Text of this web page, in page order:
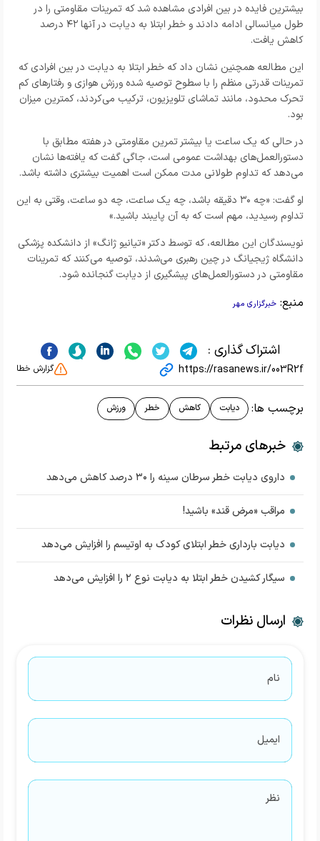
بیشترین فایده در بین افرادی مشاهده شد که تمرینات مقاومتی را در
طول میانسالی ادامه دادند و خطر ابتلا به دیابت در آنها ۴۲ درصد
کاهش یافت.
این مطالعه همچنین نشان داد که خطر ابتلا به دیابت در بین افرادی که
تمرینات قدرتی منظم را با سطوح توصیه شده ورزش هوازی و رفتارهای کم
تحرک محدود، مانند تماشای تلویزیون، ترکیب می‌کردند، کمترین میزان
بود.
در حالی که یک ساعت یا بیشتر تمرین مقاومتی در هفته مطابق با
دستورالعمل‌های بهداشت عمومی است، جاگی گفت که یافته‌ها نشان
می‌دهد که تداوم طولانی مدت ممکن است اهمیت بیشتری داشته باشد.
او گفت: «چه ۳۰ دقیقه باشد، چه یک ساعت، چه دو ساعت، وقتی به این
تداوم رسیدید، مهم است که به آن پایبند باشید.»
نویسندگان این مطالعه، که توسط دکتر «تیانیو ژانگ» از دانشکده پزشکی
دانشگاه ژیجیانگ در چین رهبری می‌شدند، توصیه می‌کنند که تمرینات
مقاومتی در دستورالعمل‌های پیشگیری از دیابت گنجانده شود.
منبع: خبرگزاری مهر
اشتراک گذاری :
https://rasanews.ir/003R2f گزارش خطا
برچسب ها: دیابت کاهش خطر ورزش
خبرهای مرتبط
داروی دیابت خطر سرطان سینه را ۳۰ درصد کاهش می‌دهد
مراقب «مرض قند» باشید!
دیابت بارداری خطر ابتلای کودک به اوتیسم را افزایش می‌دهد
سیگار کشیدن خطر ابتلا به دیابت نوع ۲ را افزایش می‌دهد
ارسال نظرات